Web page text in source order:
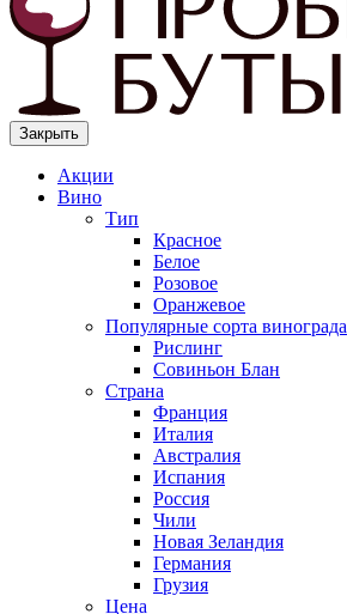
Закрыть
Акции
Вино
Тип
Красное
Белое
Розовое
Оранжевое
Популярные сорта винограда
Рислинг
Совиньон Блан
Страна
Франция
Италия
Австралия
Испания
Россия
Чили
Новая Зеландия
Германия
Грузия
Цена